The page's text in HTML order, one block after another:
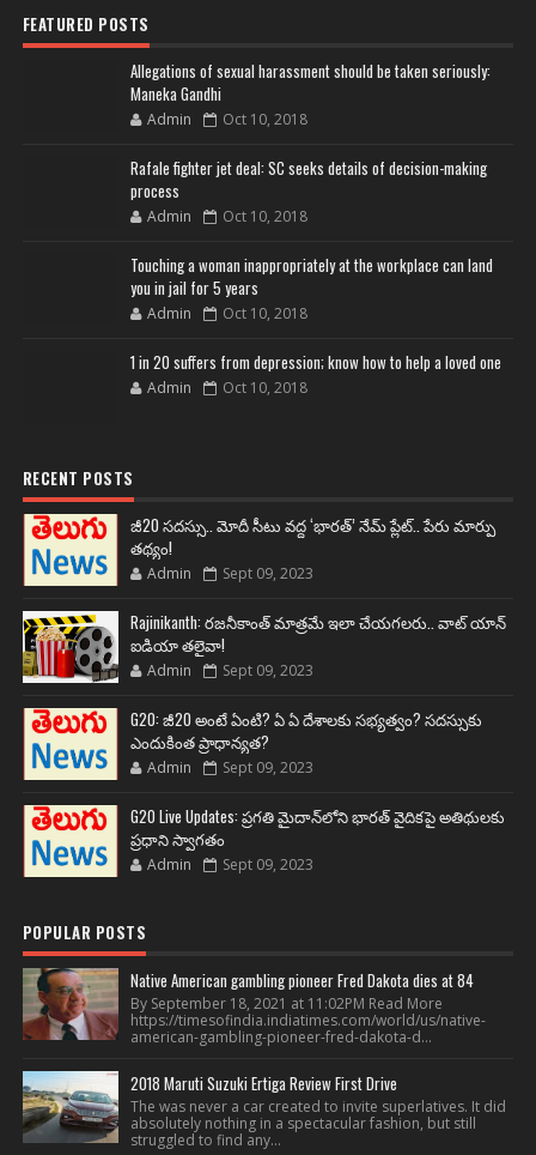
FEATURED POSTS
Allegations of sexual harassment should be taken seriously:
Maneka Gandhi
Admin Oct 10, 2018
Rafale fighter jet deal: SC seeks details of decision-making
process
Admin Oct 10, 2018
Touching a woman inappropriately at the workplace can land
you in jail for 5 years
Admin Oct 10, 2018
1 in 20 suffers from depression; know how to help a loved one
Admin Oct 10, 2018
RECENT POSTS
జీ20 సదస్సు.. మోదీ సీటు వద్ద ‘భారత్’ నేమ్ ప్లేట్‌.. పేరు మార్పు
తథ్యం!
Admin Sept 09, 2023
Rajinikanth: రజనీకాంత్ మాత్రమే ఇలా చేయగలరు.. వాట్ యాన్
ఐడియా తలైవా!
Admin Sept 09, 2023
G20: జీ20 అంటే ఏంటి? ఏ ఏ దేశాలకు సభ్యత్వం? సదస్సుకు
ఎందుకింత ప్రాధాన్యత?
Admin Sept 09, 2023
G20 Live Updates: ప్రగతి మైదాన్‌లోని భారత్ వైదికపై అతిథులకు
ప్రధాని స్వాగతం
Admin Sept 09, 2023
POPULAR POSTS
Native American gambling pioneer Fred Dakota dies at 84
By September 18, 2021 at 11:02PM Read More
https://timesofindia.indiatimes.com/world/us/native-
american-gambling-pioneer-fred-dakota-d...
2018 Maruti Suzuki Ertiga Review First Drive
The was never a car created to invite superlatives. It did
absolutely nothing in a spectacular fashion, but still
struggled to find any...